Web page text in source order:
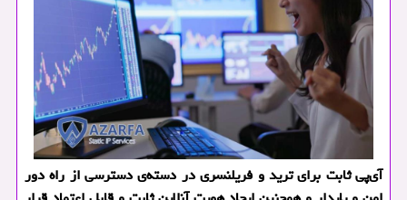
آی‌پی ثابت برای ترید و فریلنسری در دسته‌ی دسترسی از راه دور